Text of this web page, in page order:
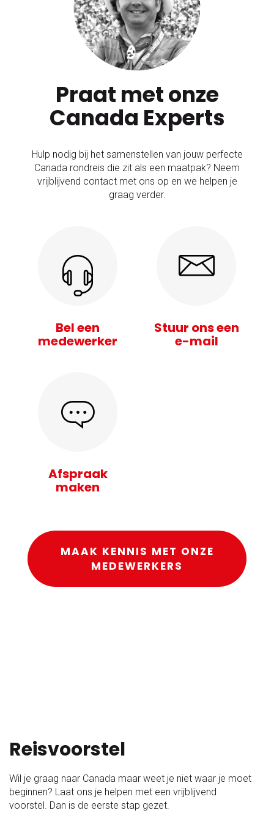
Praat met onze
Canada Experts
Hulp nodig bij het samenstellen van jouw perfecte
Canada rondreis die zit als een maatpak? Neem
vrijblijvend contact met ons op en we helpen je
graag verder.
Bel een
medewerker
Stuur ons een
e-mail
Afspraak
maken
MAAK KENNIS MET ONZE
MEDEWERKERS
Reisvoorstel
Wil je graag naar Canada maar weet je niet waar je moet
beginnen? Laat ons je helpen met een vrijblijvend
voorstel. Dan is de eerste stap gezet.